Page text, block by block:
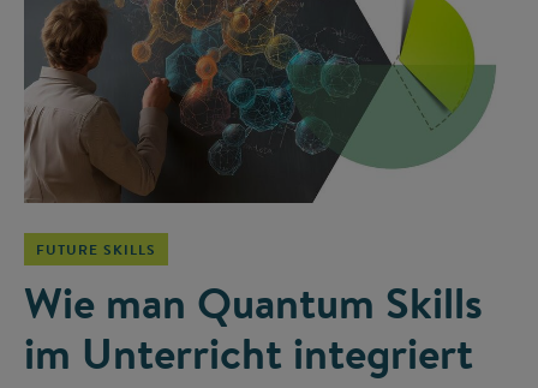
FUTURE SKILLS
Wie man Quantum Skills
im Unterricht integriert